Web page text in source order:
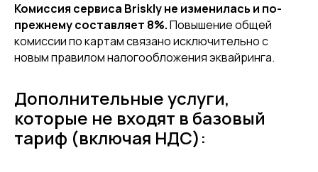
Комиссия сервиса Briskly не изменилась и по-
прежнему составляет 8%.Повышение общей
комиссии по картам связано исключительно с
новым правилом налогообложения эквайринга.
Дополнительные услуги,
которые не входят в базовый
тариф (включая НДС):